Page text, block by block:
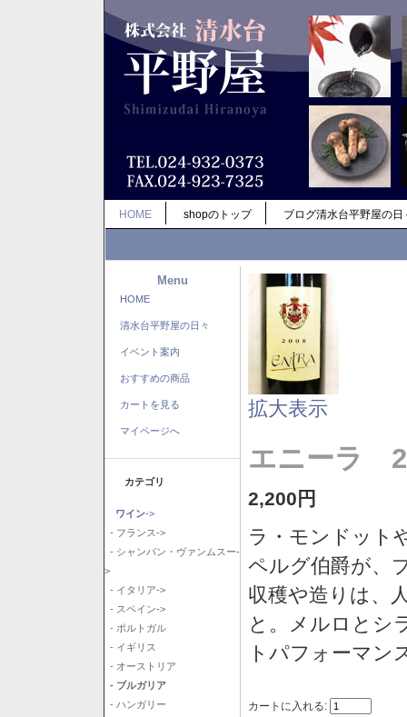
HOME shopのトップ ブログ清水台平野屋の日
Menu
HOME
清水台平野屋の日々
イベント案内
おすすめの商品
カートを見る
マイページへ
カテゴリ
ワイン->
- フランス->
- シャンパン・ヴァンムスー-
>
- イタリア->
- スペイン->
- ポルトガル
- イギリス
- オーストリア
- ブルガリア
- ハンガリー
拡大表示
エニーラ
2,200円
ラ・モンドット
ペルグ伯爵が、
収穫や造りは、
と。メルロとシ
トパフォーマン
カートに入れる: